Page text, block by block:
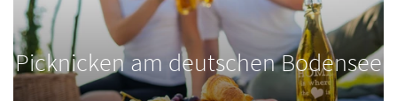
Picknicken am deutschen Bodensee